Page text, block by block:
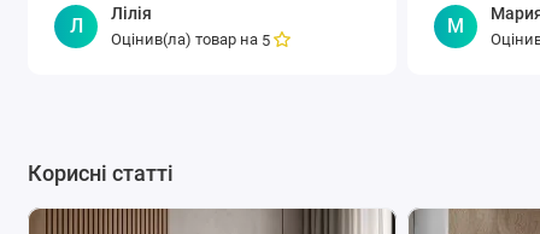
Л
Лілія
Оцінив(ла) товар на 5
М
Корисні статті